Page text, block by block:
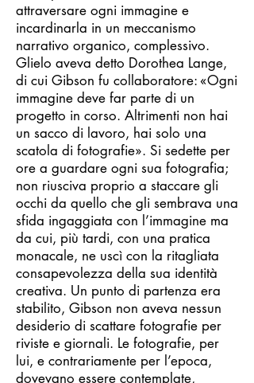
attraversare ogni immagine e
incardinarla in un meccanismo
narrativo organico, complessivo.
Glielo aveva detto Dorothea Lange,
di cui Gibson fu collaboratore: «Ogni
immagine deve far parte di un
progetto in corso. Altrimenti non hai
un sacco di lavoro, hai solo una
scatola di fotografie». Si sedette per
ore a guardare ogni sua fotografia;
non riusciva proprio a staccare gli
occhi da quello che gli sembrava una
sfida ingaggiata con l’immagine ma
da cui, più tardi, con una pratica
monacale, ne uscì con la ritagliata
consapevolezza della sua identità
creativa. Un punto di partenza era
stabilito, Gibson non aveva nessun
desiderio di scattare fotografie per
riviste e giornali. Le fotografie, per
lui, e contrariamente per l’epoca,
dovevano essere contemplate,